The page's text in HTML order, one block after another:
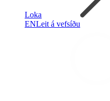
Loka
ENLeit á vefsíðu